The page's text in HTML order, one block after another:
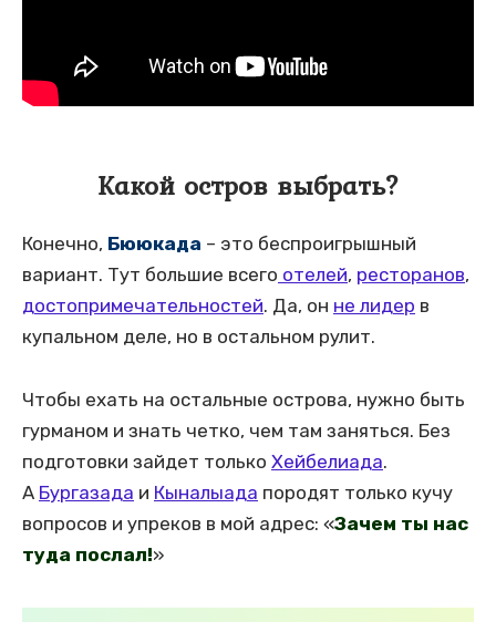
Какой остров выбрать?
Конечно, Бююкада – это беспроигрышный
вариант. Тут большие всего отелей, ресторанов,
достопримечательностей. Да, он не лидер в
купальном деле, но в остальном рулит.
Чтобы ехать на остальные острова, нужно быть
гурманом и знать четко, чем там заняться. Без
подготовки зайдет только Хейбелиада.
А Бургазада и Кыналыада породят только кучу
вопросов и упреков в мой адрес: «Зачем ты нас
туда послал!»